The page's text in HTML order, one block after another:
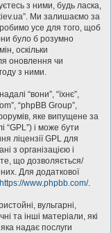
з ними, будь ласка,
Ми залишаємо за
усе для того, щоб
було б розумно
оскільки
оновлення чи
з ними.
“вони”, “їхнє”,
“phpBB Group”,
яке випущене за
“GPL”) і може бути
ліцензії GPL для
з організацією і
що дозволяється/
Для додаткової
https://www.phpbb.com/.
вульгарні,
та інші матеріали, які
надає послуги